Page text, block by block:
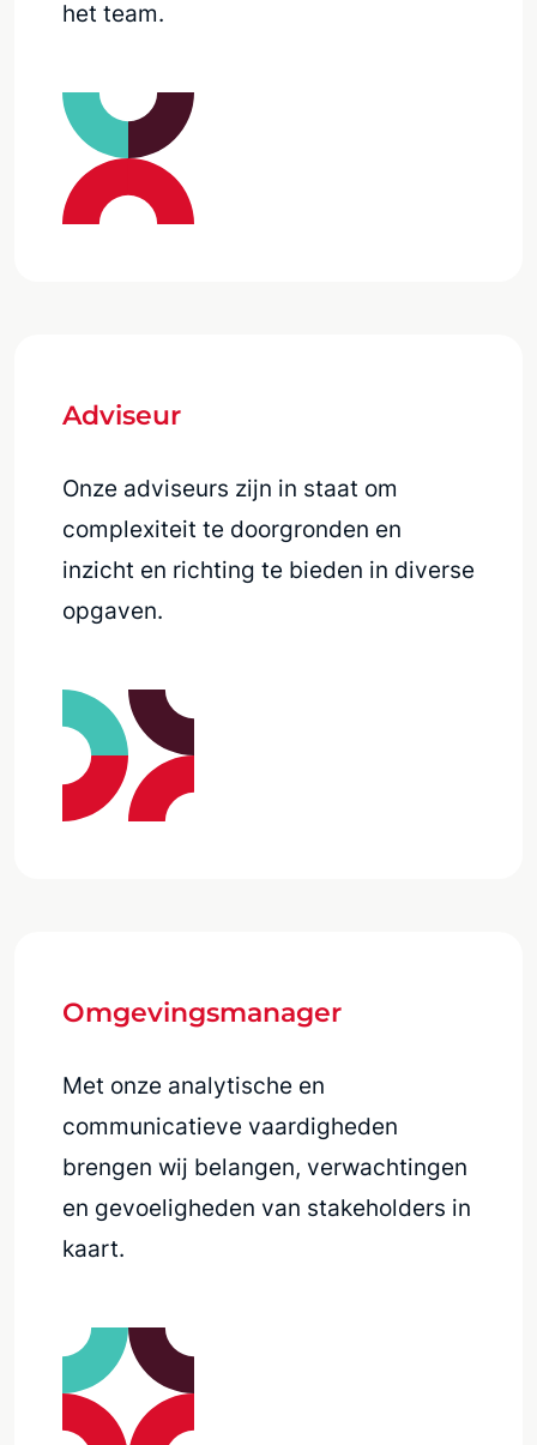
het team.
Adviseur
Onze adviseurs zijn in staat om
complexiteit te doorgronden en
inzicht en richting te bieden in diverse
opgaven.
Omgevingsmanager
Met onze analytische en
communicatieve vaardigheden
brengen wij belangen, verwachtingen
en gevoeligheden van stakeholders in
kaart.